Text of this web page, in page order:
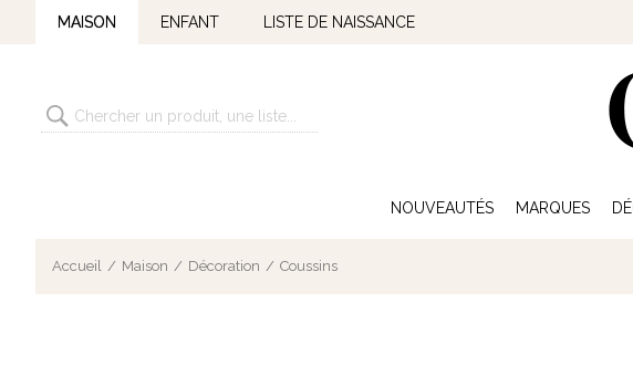
MAISON ENFANT LISTE DE NAISSANCE
NOUVEAUTÉS MARQUES
Accueil Maison Décoration Coussins